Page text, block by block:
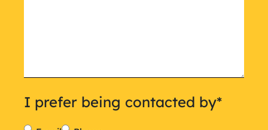
I prefer being contacted by*